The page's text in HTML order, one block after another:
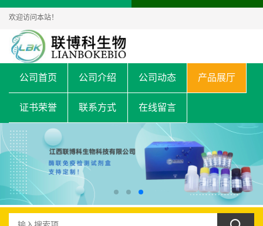
欢迎访问本站！
公司首页 公司介绍 公司动态 产品展厅
证书荣誉 联系方式 在线留言